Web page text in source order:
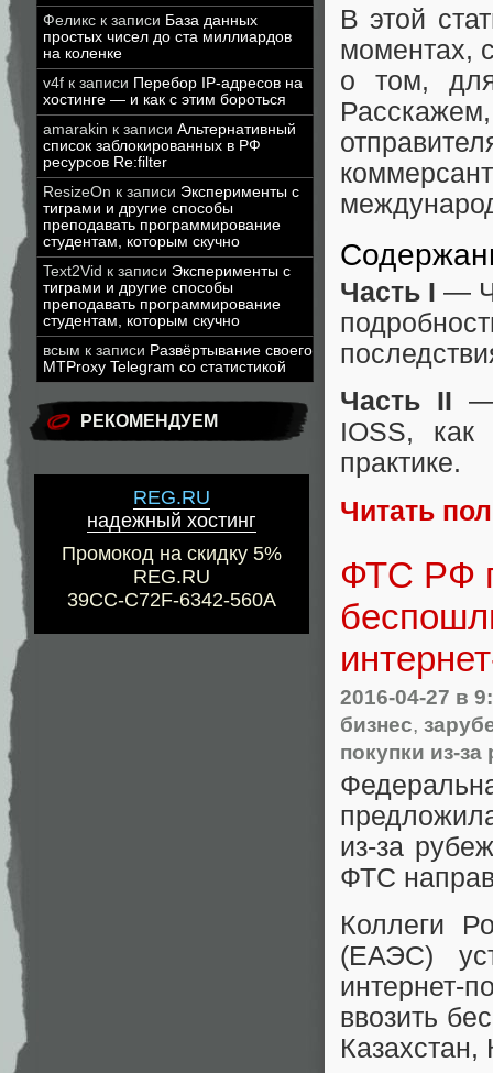
Феликс к записи База данных
простых чисел до ста миллиардов
на коленке
v4f к записи Перебор IP-адресов на
хостинге — и как с этим бороться
amarakin к записи Альтернативный
список заблокированных в РФ
ресурсов Re:filter
ResizeOn к записи Эксперименты с
тиграми и другие способы
преподавать программирование
студентам, которым скучно
Text2Vid к записи Эксперименты с
тиграми и другие способы
преподавать программирование
студентам, которым скучно
всым к записи Развёртывание своего
MTProxy Telegram со статистикой
РЕКОМЕНДУЕМ
REG.RU
надежный хостинг
Промокод на скидку 5%
REG.RU
39CC-C72F-6342-560A
В этой
моментах,
о том,
Часть I —
Часть II —
IOSS,
практике.
Читать
ФТС РФ
2016-04-27 в
бизнес,
покупки из-за
из-за
ФТС
Коллеги
(ЕАЭС)
ввозить
Казахстан,